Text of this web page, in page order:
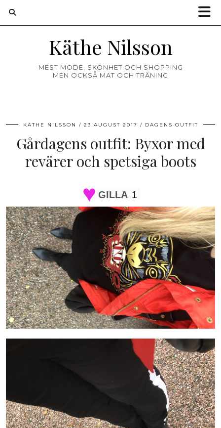
Käthe Nilsson
MEST MODE, SKÖNHET OCH SHOPPING
MEN OCKSÅ MAT OCH TRÄNING
KÄTHE NILSSON 23 AUGUST 2017 DAGENS OUTFIT
Gårdagens outfit: Byxor med
revärer och spetsiga boots
GILLA 1